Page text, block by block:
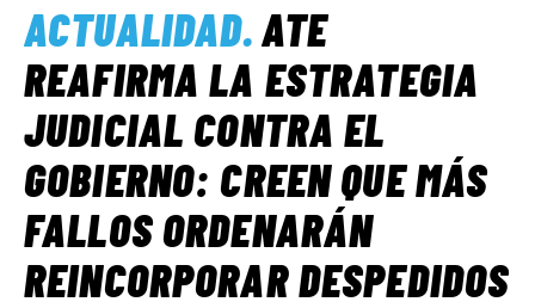
SERVICIOS SOCIALES
INFORMES ESPECIALES
FUERA DE MEGÁFONO
ACTUALIDAD.ATE
REAFIRMA LA ESTRATEGIA
JUDICIAL CONTRA EL
GOBIERNO: CREEN QUE MÁS
FALLOS ORDENARÁN
REINCORPORAR DESPEDIDOS